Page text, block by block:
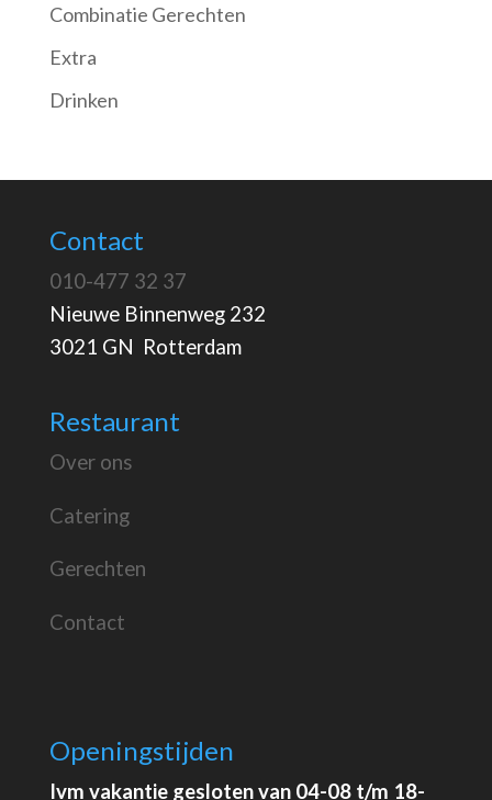
Combinatie Gerechten
Extra
Drinken
Contact
010-477 32 37
Nieuwe Binnenweg 232
3021 GN Rotterdam
Restaurant
Over ons
Catering
Gerechten
Contact
Openingstijden
Ivm vakantie gesloten van 04-08 t/m 18-